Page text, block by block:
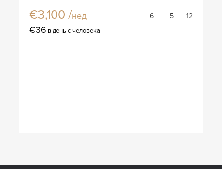
€3,100 /нед 6 5 12
€36 в день с человека